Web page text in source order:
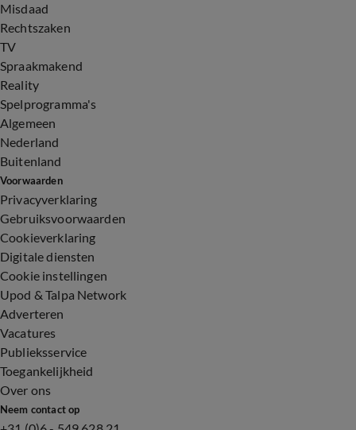
Misdaad
Rechtszaken
TV
Spraakmakend
Reality
Spelprogramma's
Algemeen
Nederland
Buitenland
Voorwaarden
Privacyverklaring
Gebruiksvoorwaarden
Cookieverklaring
Digitale diensten
Cookie instellingen
Upod & Talpa Network
Adverteren
Vacatures
Publieksservice
Toegankelijkheid
Over ons
Neem contact op